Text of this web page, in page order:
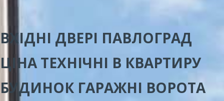
ВХІДНІ ДВЕРІ ПАВЛОГРАД
ЦІНА ТЕХНІЧНІ В КВАРТИРУ
БУДИНОК ГАРАЖНІ ВОРОТА